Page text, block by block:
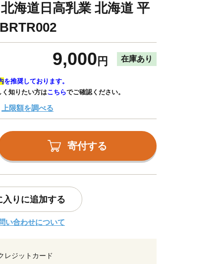
海道日高乳業 北海道 平
9,000 円 在庫あり
を推奨しております。
く知りたい方はこちらでご確認ください。
上限額を調べる
寄付する
入りに追加する
い合わせについて
レジットカード